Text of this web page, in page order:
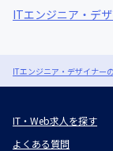
ITエンジニア・デ
ITエンジニア・デザイナー
IT・Web求人を探す
よくある質問